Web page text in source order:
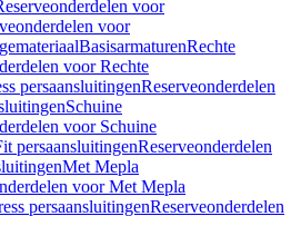
voor
voor
BasisarmaturenRechte
voor Rechte
persaansluitingenReserveonderdelen
Schuine
voor Schuine
persaansluitingenReserveonderdelen
Met Mepla
voor Met Mepla
persaansluitingenReserveonderdelen